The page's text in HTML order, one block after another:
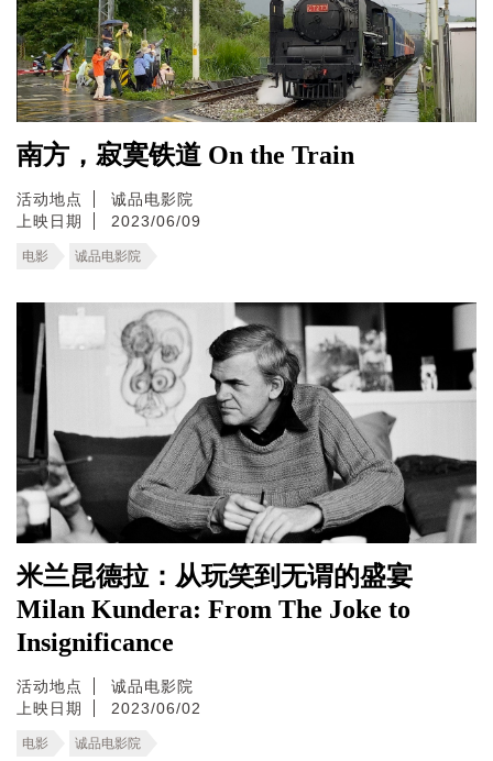
南方，寂寞铁道 On the Train
活动地点
诚品电影院
上映日期
2023/06/09
电影 诚品电影院
米兰昆德拉：从玩笑到无谓的盛宴
Milan Kundera: From The Joke to
Insignificance
活动地点
诚品电影院
上映日期
2023/06/02
电影 诚品电影院